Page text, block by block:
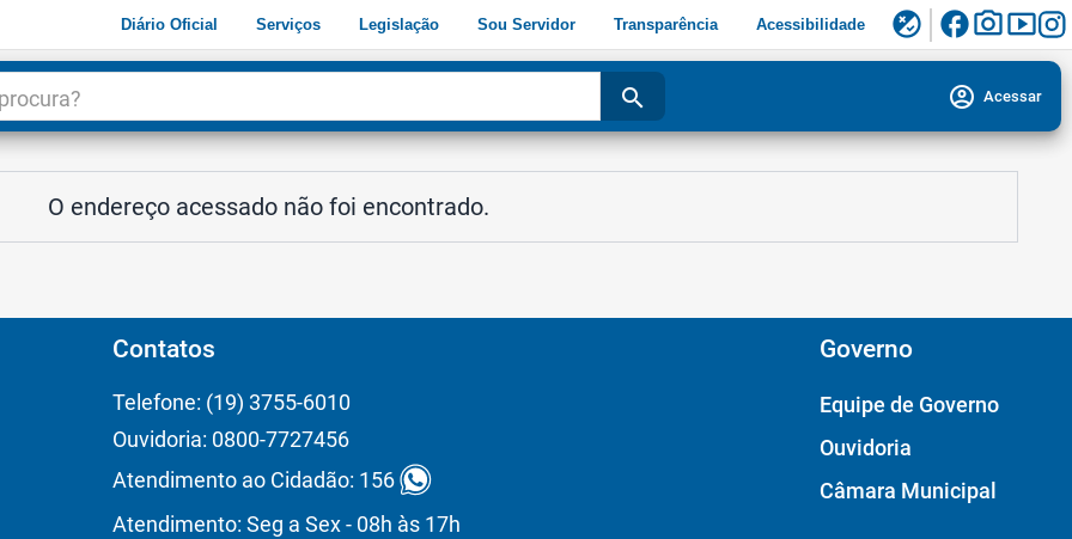
Diário Oficial Serviços Legislação Sou Servidor Transparência Acessibilidade flaky facebookphoto_camerasmart_display
search account_circle Acessar
O endereço acessado não foi encontrado.
Contatos
Telefone: (19) 3755-6010
Ouvidoria: 0800-7727456
Atendimento ao Cidadão: 156
Atendimento: Seg a Sex - 08h às 17h
Governo
Equipe de Governo
Ouvidoria
Câmara Municipal